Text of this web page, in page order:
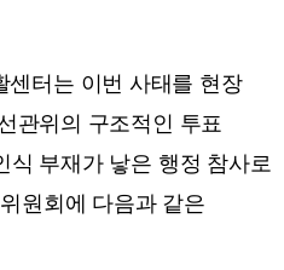
센터는 이번 사태를 현장
관위의 구조적인 투표
식 부재가 낳은 행정 참사로
원회에 다음과 같은